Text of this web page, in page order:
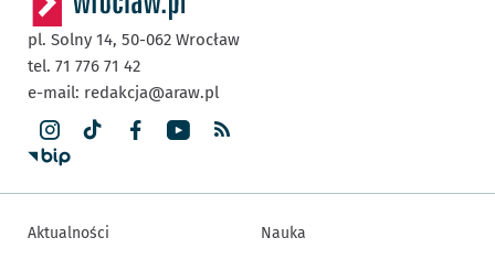
pl. Solny 14, 50-062 Wrocław
tel. 71 776 71 42
e-mail: redakcja@araw.pl
Aktualności
Nauka